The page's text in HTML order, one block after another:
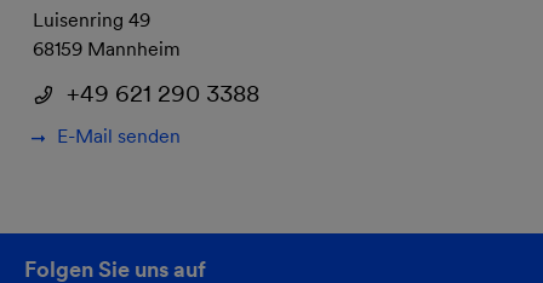
Luisenring 49
68159 Mannheim
+49 621 290 3388
E-Mail senden
Folgen Sie uns auf